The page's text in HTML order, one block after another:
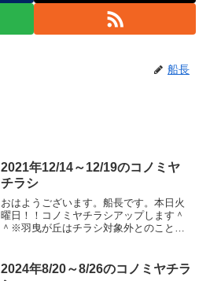
船長
2021年12/14～12/19のコノミヤ
チラシ
おはようございます。船長です。本日火
曜日！！コノミヤチラシアップします＾
＾※羽曳が丘はチラシ対象外とのこと。
んだ！！！暖かいに決まってる！！絶対
そうだ！！寒すぎてわけわ...
2024年8/20～8/26のコノミヤチラ